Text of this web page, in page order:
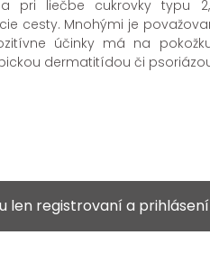
pri liečbe cukrovky typu
cesty. Mnohými je
účinky má na
dermatitídou či
len registrovaní a